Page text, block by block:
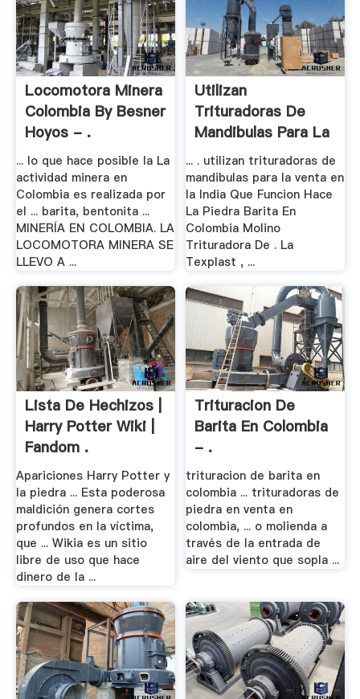
Locomotora Minera
Colombia By Besner
Hoyos - .
... lo que hace posible la La
actividad minera en
Colombia es realizada por
el ... barita, bentonita ...
MINERÍA EN COLOMBIA. LA
LOCOMOTORA MINERA SE
LLEVO A ...
Utilizan
Trituradoras De
Mandibulas Para La
Venta .
... . utilizan trituradoras de
mandibulas para la venta en
la India Que Funcion Hace
La Piedra Barita En
Colombia Molino
Trituradora De . La
Texplast , ...
Lista De Hechizos |
Harry Potter Wiki |
Fandom .
Apariciones Harry Potter y
la piedra ... Esta poderosa
maldición genera cortes
profundos en la víctima,
que ... Wikia es un sitio
libre de uso que hace
dinero de la ...
Trituracion De
Barita En Colombia
- .
trituracion de barita en
colombia ... trituradoras de
piedra en venta en
colombia, ... o molienda a
través de la entrada de
aire del viento que sopla ...